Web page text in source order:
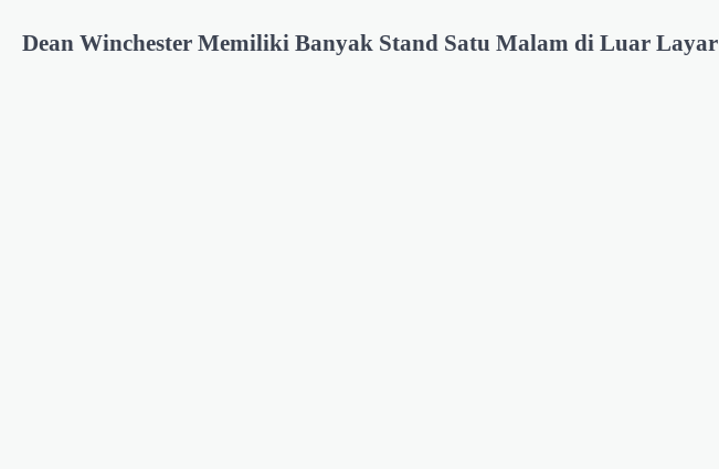
Dean Winchester Memiliki Banyak Stand Satu Malam di Luar Layar